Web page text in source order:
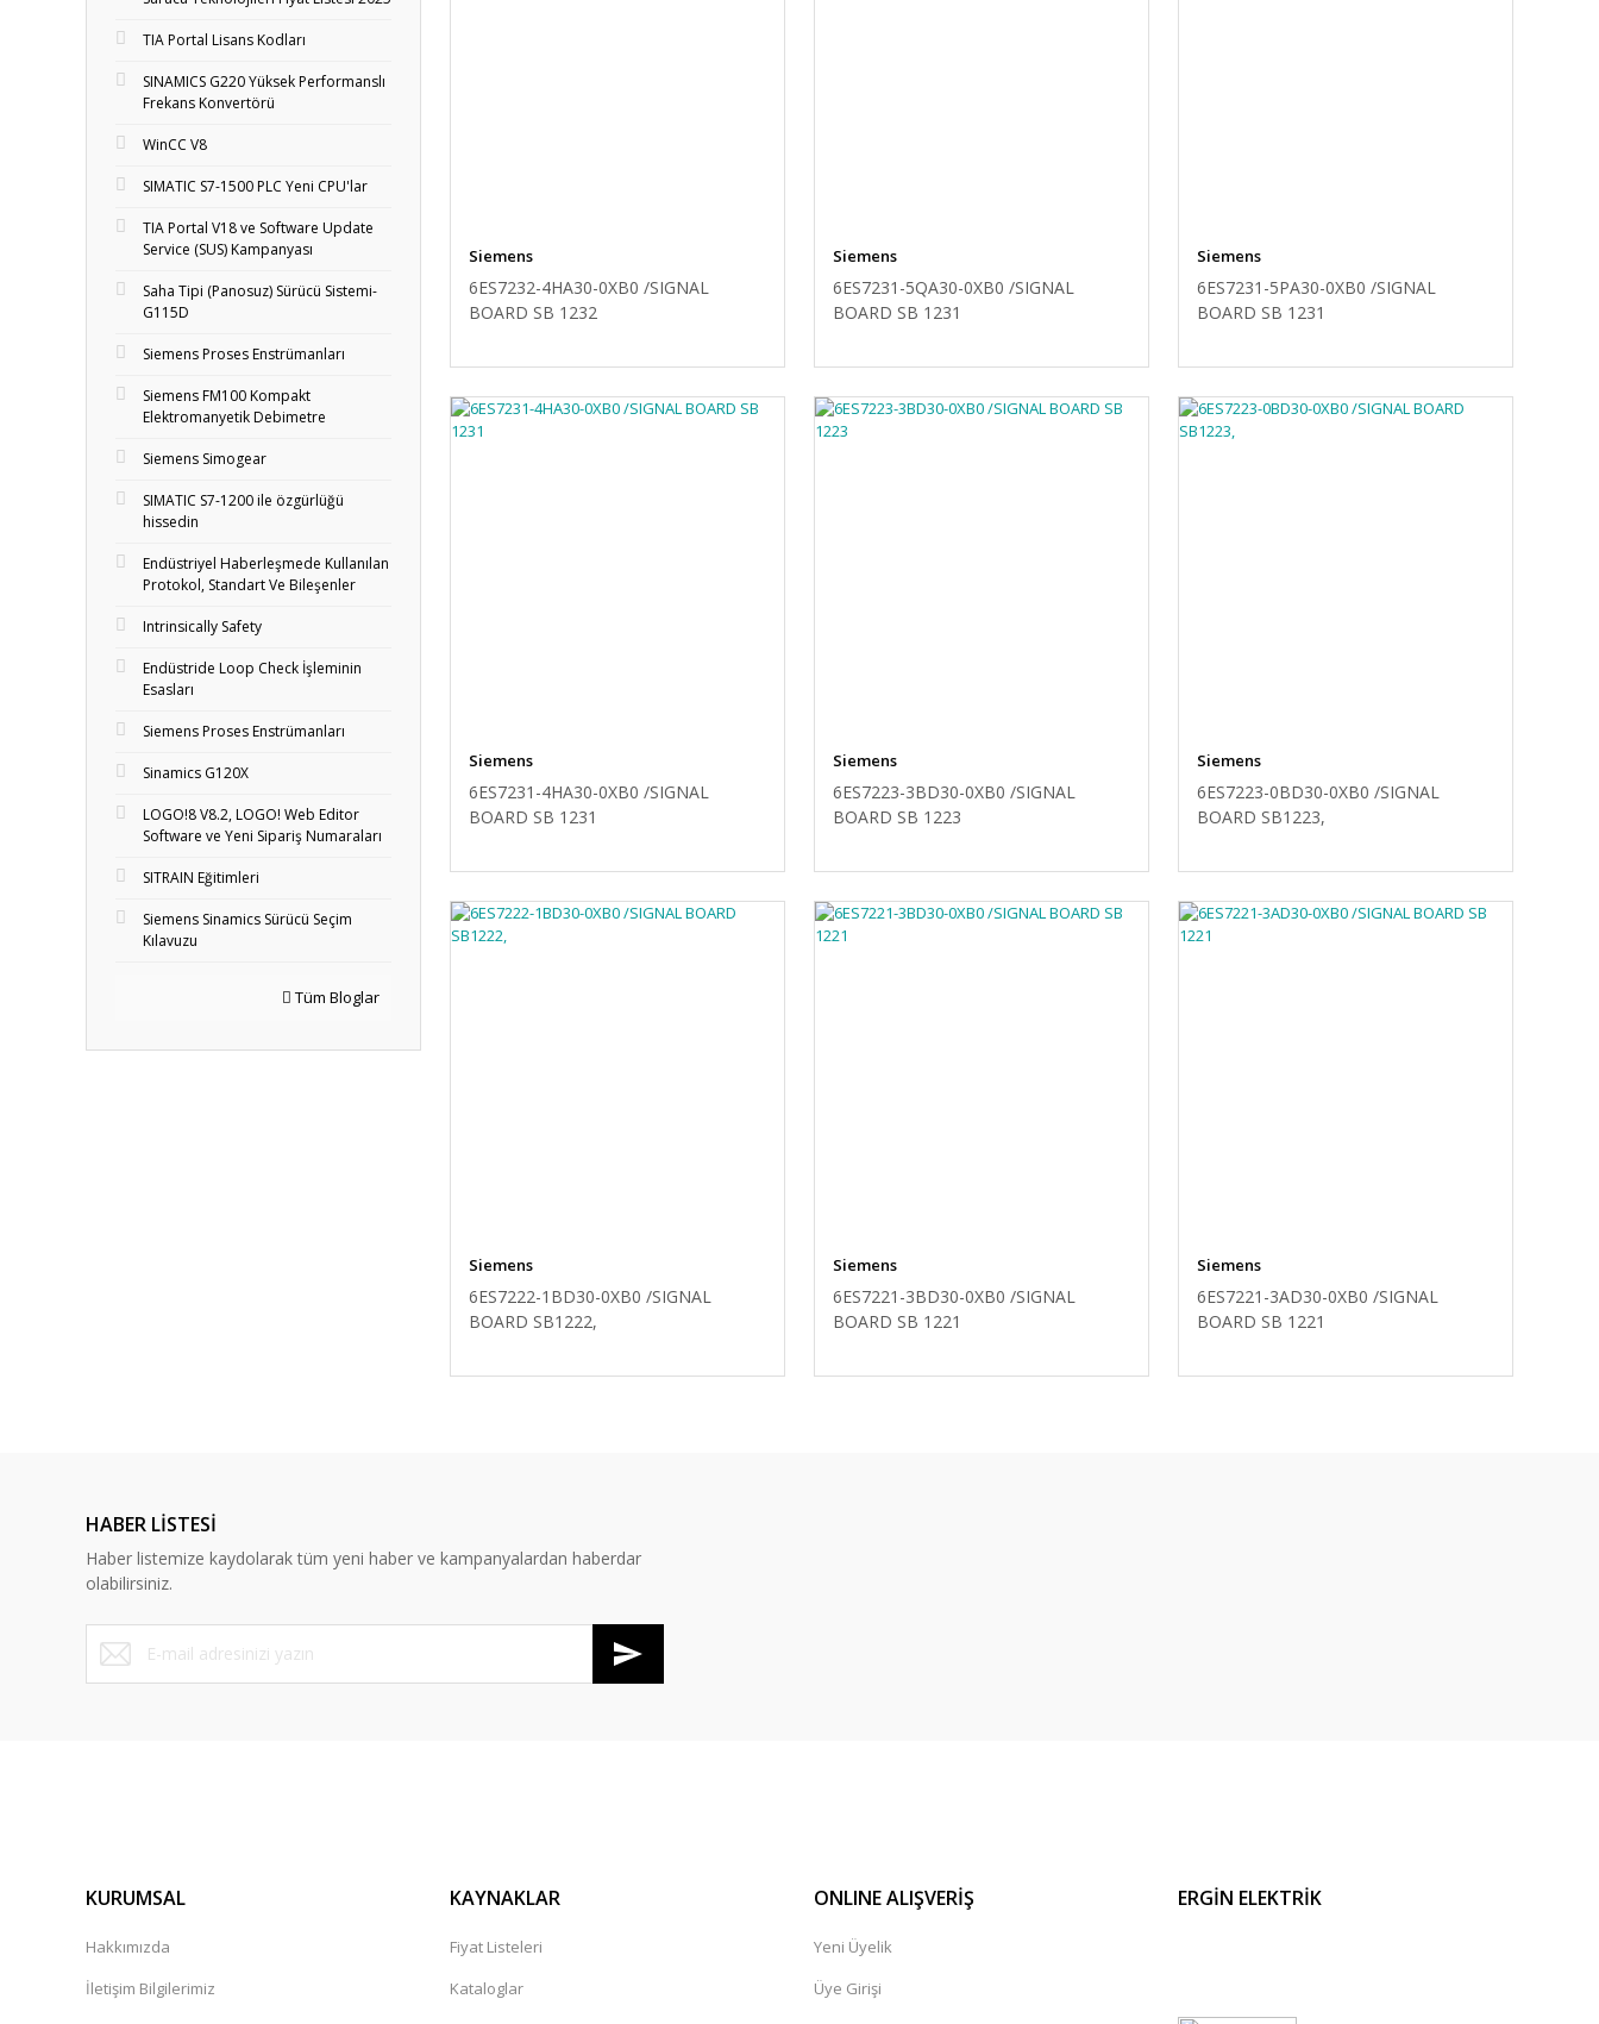
TIA Portal Lisans Kodları
SINAMICS G220 Yüksek Performanslı
Frekans Konvertörü
WinCC V8
SIMATIC S7-1500 PLC Yeni CPU'lar
TIA Portal V18 ve Software Update
Service (SUS) Kampanyası
Saha Tipi (Panosuz) Sürücü Sistemi-
G115D
Siemens Proses Enstrümanları
Siemens FM100 Kompakt
Elektromanyetik Debimetre
Siemens Simogear
SIMATIC S7-1200 ile özgürlüğü
hissedin
Endüstriyel Haberleşmede Kullanılan
Protokol, Standart Ve Bileşenler
Intrinsically Safety
Endüstride Loop Check İşleminin
Esasları
Siemens Proses Enstrümanları
Sinamics G120X
LOGO!8 V8.2, LOGO! Web Editor
Software ve Yeni Sipariş Numaraları
SITRAIN Eğitimleri
Siemens Sinamics Sürücü Seçim
Kılavuzu
Tüm Bloglar
Siemens
6ES7232-4HA30-0XB0 /SIGNAL
BOARD SB 1232
Siemens
6ES7231-5QA30-0XB0 /SIGNAL
BOARD SB 1231
Siemens
6ES7231-5PA30-0XB0 /SIGNAL
BOARD SB 1231
Siemens
6ES7231-4HA30-0XB0 /SIGNAL
BOARD SB 1231
Siemens
6ES7223-3BD30-0XB0 /SIGNAL
BOARD SB 1223
Siemens
6ES7223-0BD30-0XB0 /SIGNAL
BOARD SB1223,
Siemens
6ES7222-1BD30-0XB0 /SIGNAL
BOARD SB1222,
Siemens
6ES7221-3BD30-0XB0 /SIGNAL
BOARD SB 1221
Siemens
6ES7221-3AD30-0XB0 /SIGNAL
BOARD SB 1221
HABER LİSTESİ
Haber listemize kaydolarak tüm yeni haber ve kampanyalardan haberdar
olabilirsiniz.
KURUMSAL
Hakkımızda
İletişim Bilgilerimiz
KAYNAKLAR
Fiyat Listeleri
Kataloglar
ONLINE ALIŞVERİŞ
Yeni Üyelik
Üye Girişi
ERGİN ELEKTRİK